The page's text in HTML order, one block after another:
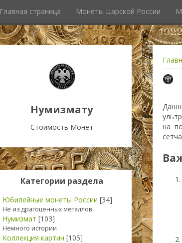
Главная страница Монеты Царской России
Нумизмату
Стоимость Монет
на
Категории раздела
Юбилейные монеты России [34]
Не из драгоценных металлов
Нумизмат [103]
Немного истории
Коллекция картин [105]